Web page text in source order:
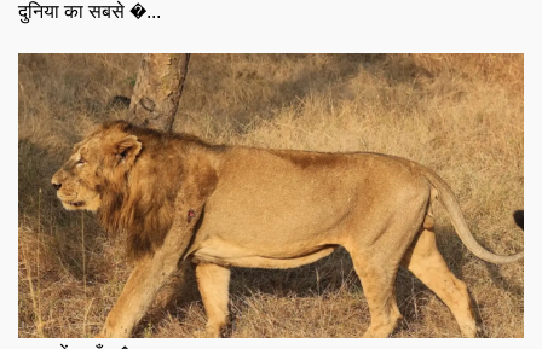
दुनिया का सबसे �...